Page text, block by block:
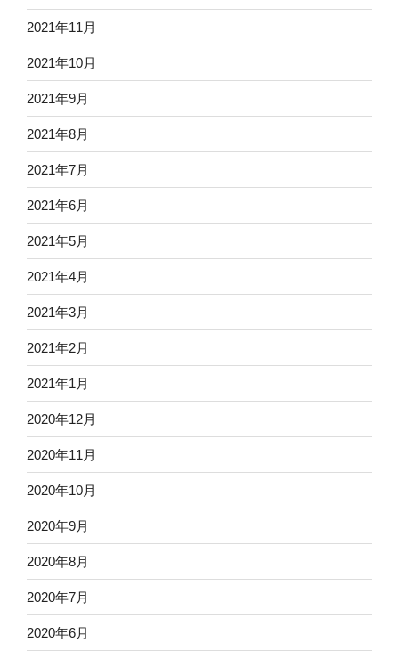
2021年11月
2021年10月
2021年9月
2021年8月
2021年7月
2021年6月
2021年5月
2021年4月
2021年3月
2021年2月
2021年1月
2020年12月
2020年11月
2020年10月
2020年9月
2020年8月
2020年7月
2020年6月